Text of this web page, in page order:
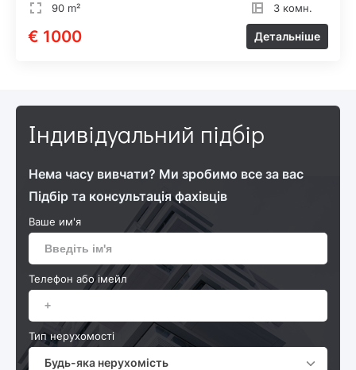
90 m² 3 комн.
€ 1000 Детальніше
Індивідуальний підбір
Нема часу вивчати? Ми зробимо все за вас
Підбір та консультація фахівців
Ваше им'я
Телефон або імейл
Тип нерухомості
Будь-яка нерухомість